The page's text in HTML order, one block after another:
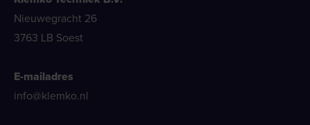
Nieuwegracht 26
3763 LB Soest
E-mailadres
info@klemko.nl